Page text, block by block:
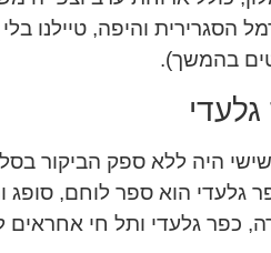
הסגרירית והיפה, טיילנו
בהמשך).
שישי היה ללא ספק הביקור
כפר גלעדי ותל חי